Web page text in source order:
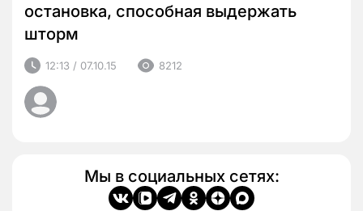
остановка, способная выдержать
шторм
12:13 / 07.10.15 8212
Мы в социальных сетях: